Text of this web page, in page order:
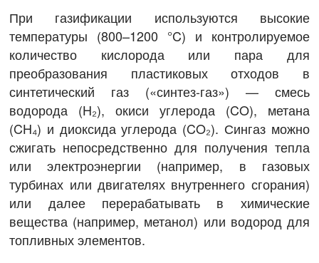
При газификации используются высокие
температуры (800–1200 °C) и контролируемое
количество кислорода или пара для
преобразования пластиковых отходов в
синтетический газ («синтез-газ») — смесь
водорода (H₂), окиси углерода (CO), метана
(CH₄) и диоксида углерода (CO₂). Сингаз можно
сжигать непосредственно для получения тепла
или электроэнергии (например, в газовых
турбинах или двигателях внутреннего сгорания)
или далее перерабатывать в химические
вещества (например, метанол) или водород для
топливных элементов.